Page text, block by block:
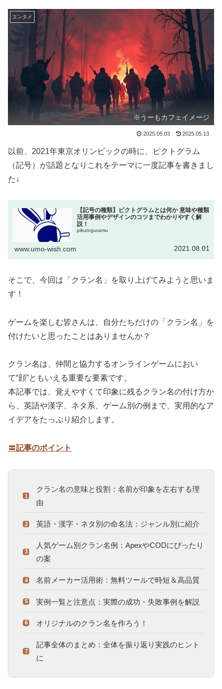
エンタメ
※うーもカフェイメージ
2025.05.03 2025.05.13
以前、2021年東京オリンピックの時に、ピクトグラム
（記号）が話題となりこれをテーマに一度記事を書きまし
た↓
【記号の種類】ピクトグラムとは何か 意味や種類
活用事例やデザインのコツまでわかりやすく解
説！
pikutoguramu
www.umo-wish.com 2021.08.01
そこで、今回は「クラン名」を取り上げてみようと思いま
す！
ゲームを楽しむ皆さんは、自分たちだけの「クラン名」を
付けたいと思ったことはありませんか？
クラン名は、仲間と協力するオンラインゲームにおい
て“顔”ともいえる重要な要素です。
本記事では、覚えやすくて印象に残るクラン名の付け方か
ら、英語や漢字、ネタ系、ゲーム別の例まで、実用的なア
イデアをたっぷり紹介します。
〓記事のポイント
クラン名の意味と役割：名前が印象を左右する理
由
英語・漢字・ネタ別の命名法：ジャンル別に紹介
人気ゲーム別クラン名例：ApexやCODにぴったり
の案
名前メーカー活用術：無料ツールで時短＆高品質
実例一覧と注意点：実際の成功・失敗事例を解説
オリジナルのクラン名を作ろう！
記事全体のまとめ：全体を振り返り実践のヒント
に